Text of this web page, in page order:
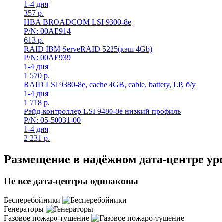
1-4 дня
357 р.
HBA BROADCOM LSI 9300-8e
P/N: 00AE914
613 р.
RAID IBM ServeRAID 5225(кэш 4Gb)
P/N: 00AE939
1-4 дня
1 570 р.
RAID LSI 9380-8e, сache 4GB, cable, battery, LP, б/у
1-4 дня
1 718 р.
Рэйд-контроллер LSI 9480-8e низкий профиль
P/N: 05-50031-00
1-4 дня
2 231 р.
Размещение в надёжном дата-центре
Не все дата-центры одинаковы
Бесперебойники
Генераторы
Газовое пожаро-тушение